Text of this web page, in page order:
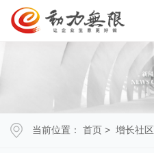
当前位置： 首页 > 增长社区